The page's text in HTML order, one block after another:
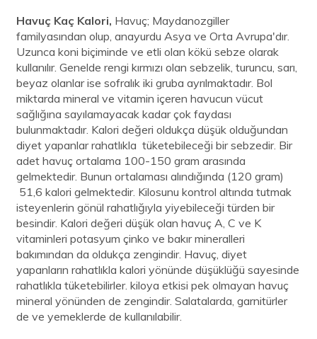
Havuç Kaç Kalori, Havuç; Maydanozgiller
familyasından olup, anayurdu Asya ve Orta Avrupa'dır.
Uzunca koni biçiminde ve etli olan kökü sebze olarak
kullanılır. Genelde rengi kırmızı olan sebzelik, turuncu, sarı,
beyaz olanlar ise sofralık iki gruba ayrılmaktadır. Bol
miktarda mineral ve vitamin içeren havucun vücut
sağlığına sayılamayacak kadar çok faydası
bulunmaktadır. Kalori değeri oldukça düşük olduğundan
diyet yapanlar rahatlıkla tüketebileceği bir sebzedir. Bir
adet havuç ortalama 100-150 gram arasında
gelmektedir. Bunun ortalaması alındığında (120 gram)
51,6 kalori gelmektedir. Kilosunu kontrol altında tutmak
isteyenlerin gönül rahatlığıyla yiyebileceği türden bir
besindir. Kalori değeri düşük olan havuç A, C ve K
vitaminleri potasyum çinko ve bakır mineralleri
bakımından da oldukça zengindir. Havuç, diyet
yapanların rahatlıkla kalori yönünde düşüklüğü sayesinde
rahatlıkla tüketebilirler. kiloya etkisi pek olmayan havuç
mineral yönünden de zengindir. Salatalarda, garnitürler
de ve yemeklerde de kullanılabilir.